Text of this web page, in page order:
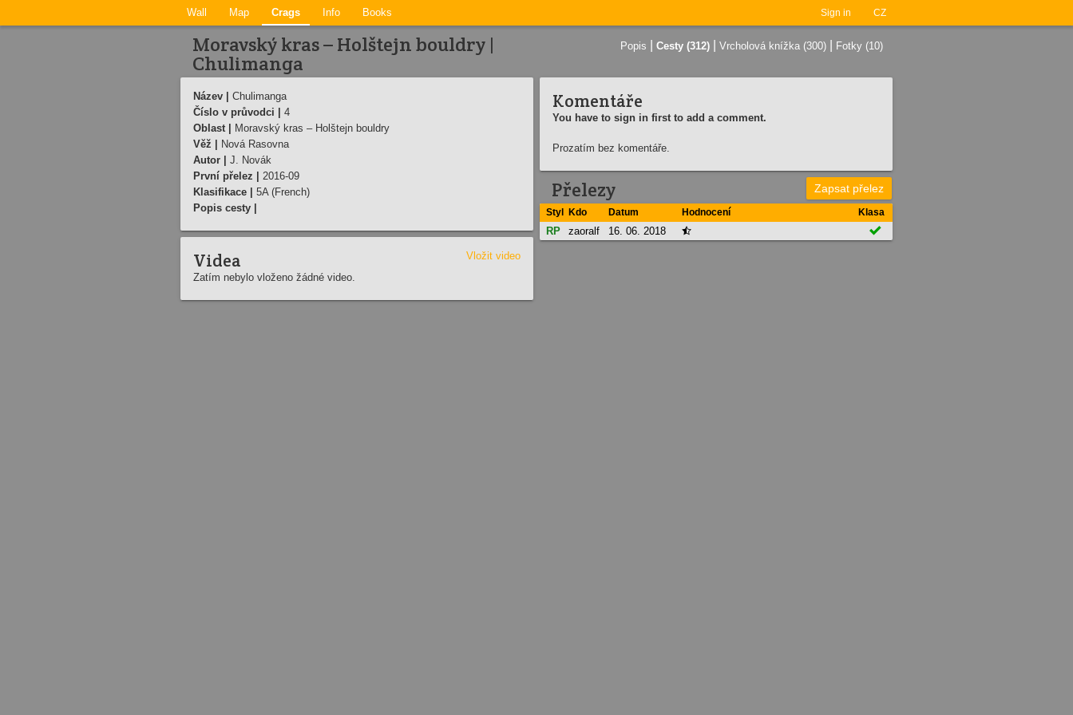
Sign in CZ
Wall Map Crags Info Books
Moravský kras – Holštejn bouldry |
Chulimanga
Popis Cesty (312) Vrcholová knížka (300) Fotky (10)
Název |
Chulimanga
Číslo v průvodci |
4
Oblast |
Moravský kras – Holštejn bouldry
Věž |
Nová Rasovna
Autor |
J. Novák
První přelez |
2016-09
Klasifikace |
5A (French)
Popis cesty |
Videa
Vložit video
Zatím nebylo vloženo žádné video.
Komentáře
You have to sign in first to add a comment.
Prozatím bez komentáře.
Přelezy Zapsat přelez
Styl Kdo Datum Hodnocení Klasa
RP zaoralf 16. 06. 2018  